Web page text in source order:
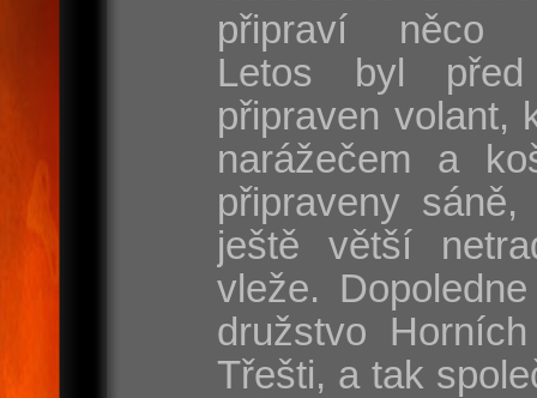
připraví něco
Letos byl před
připraven volant,
narážečem a
připraveny
ještě větší
vleže.
družstvo
Třešti, a tak